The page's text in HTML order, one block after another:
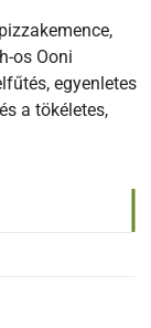
os Ooni
egyenletes
a tökéletes,